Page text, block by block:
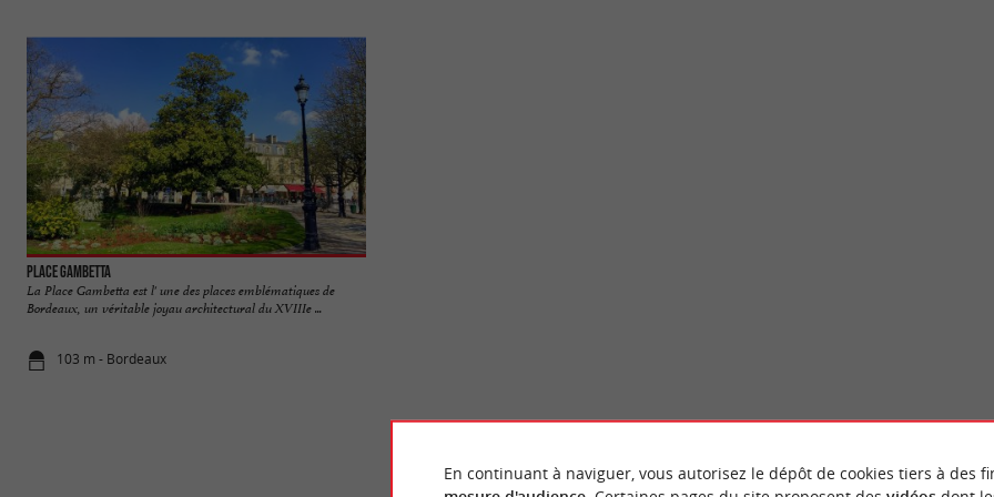
Place Gambetta
La Place Gambetta est l' une des places emblématiques de
Bordeaux, un véritable joyau architectural du XVIIIe ...
103 m - Bordeaux
En continuant à naviguer, vous autorisez le dépôt de cookies tiers à des